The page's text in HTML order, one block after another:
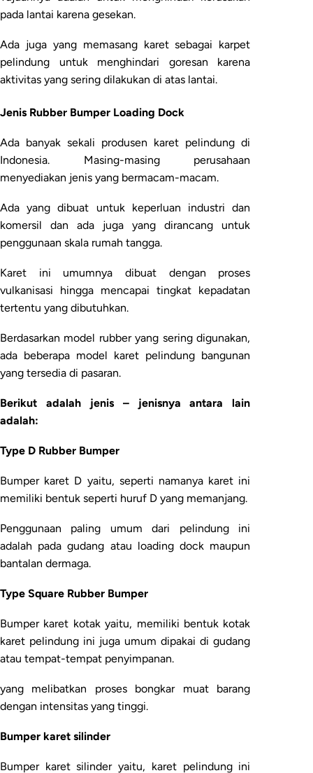
pada lantai karena gesekan.
Ada juga yang memasang karet sebagai karpet
pelindung untuk menghindari goresan karena
aktivitas yang sering dilakukan di atas lantai.
Jenis Rubber Bumper Loading Dock
Ada banyak sekali produsen karet pelindung di
Indonesia. Masing-masing perusahaan
menyediakan jenis yang bermacam-macam.
Ada yang dibuat untuk keperluan industri dan
komersil dan ada juga yang dirancang untuk
penggunaan skala rumah tangga.
Karet ini umumnya dibuat dengan proses
vulkanisasi hingga mencapai tingkat kepadatan
tertentu yang dibutuhkan.
Berdasarkan model rubber yang sering digunakan,
ada beberapa model karet pelindung bangunan
yang tersedia di pasaran.
Berikut adalah jenis – jenisnya antara lain
adalah:
Type D Rubber Bumper
Bumper karet D yaitu, seperti namanya karet ini
memiliki bentuk seperti huruf D yang memanjang.
Penggunaan paling umum dari pelindung ini
adalah pada gudang atau loading dock maupun
bantalan dermaga.
Type Square Rubber Bumper
Bumper karet kotak yaitu, memiliki bentuk kotak
karet pelindung ini juga umum dipakai di gudang
atau tempat-tempat penyimpanan.
yang melibatkan proses bongkar muat barang
dengan intensitas yang tinggi.
Bumper karet silinder
Bumper karet silinder yaitu, karet pelindung ini